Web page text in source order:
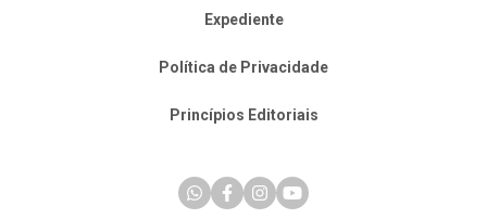
Expediente
Política de Privacidade
Princípios Editoriais